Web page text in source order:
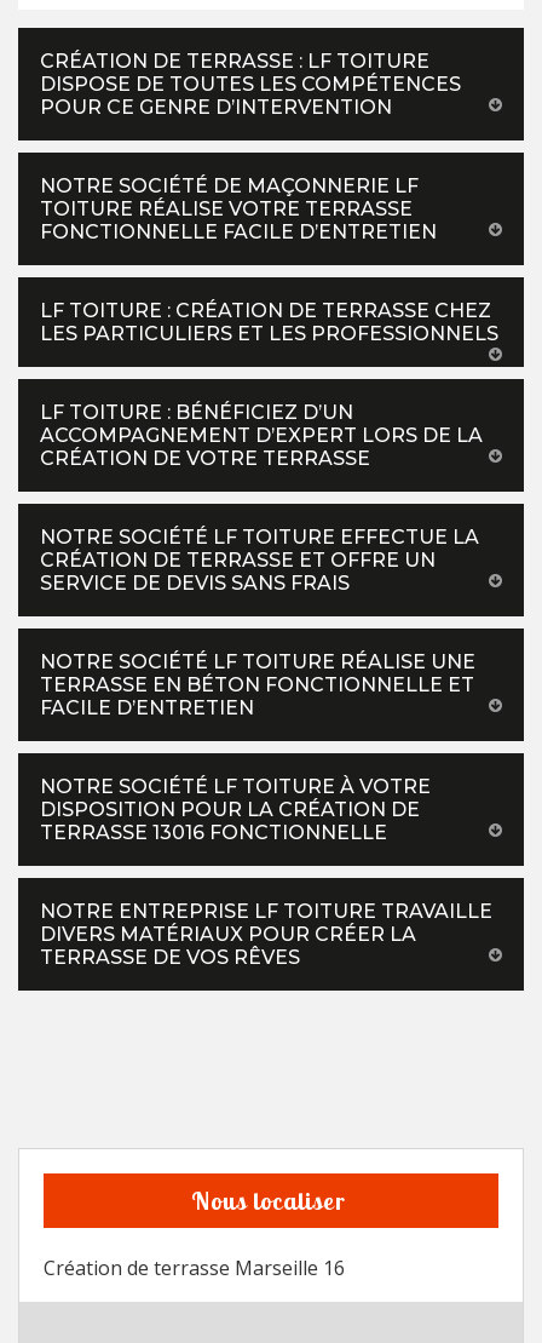
CRÉATION DE TERRASSE : LF TOITURE
DISPOSE DE TOUTES LES COMPÉTENCES
POUR CE GENRE D’INTERVENTION
NOTRE SOCIÉTÉ DE MAÇONNERIE LF
TOITURE RÉALISE VOTRE TERRASSE
FONCTIONNELLE FACILE D’ENTRETIEN
LF TOITURE : CRÉATION DE TERRASSE CHEZ
LES PARTICULIERS ET LES PROFESSIONNELS
LF TOITURE : BÉNÉFICIEZ D’UN
ACCOMPAGNEMENT D’EXPERT LORS DE LA
CRÉATION DE VOTRE TERRASSE
NOTRE SOCIÉTÉ LF TOITURE EFFECTUE LA
CRÉATION DE TERRASSE ET OFFRE UN
SERVICE DE DEVIS SANS FRAIS
NOTRE SOCIÉTÉ LF TOITURE RÉALISE UNE
TERRASSE EN BÉTON FONCTIONNELLE ET
FACILE D’ENTRETIEN
NOTRE SOCIÉTÉ LF TOITURE À VOTRE
DISPOSITION POUR LA CRÉATION DE
TERRASSE 13016 FONCTIONNELLE
NOTRE ENTREPRISE LF TOITURE TRAVAILLE
DIVERS MATÉRIAUX POUR CRÉER LA
TERRASSE DE VOS RÊVES
Nous localiser
Création de terrasse Marseille 16